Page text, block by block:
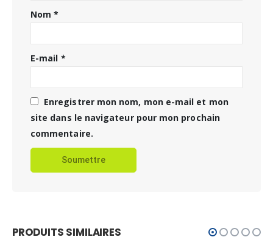
Nom*
E-mail *
Enregistrer mon nom, mon e-mail et mon
site dans le navigateur pour mon prochain
commentaire.
PRODUITS SIMILAIRES